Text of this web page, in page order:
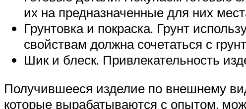
их на предназначенные для них
Грунтовка и покраска. Грунт
свойствам должна сочетаться с
Шик и блеск. Привлекательность
Получившееся изделие по внешнему
которые вырабатываются с опытом,